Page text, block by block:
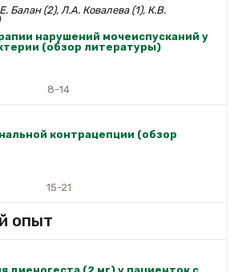
Балан (2), Л.А. Ковалева (1), К.В.
нарушений мочеиспусканий у
(обзор литературы)
8-14
контрацепции (обзор
15-21
опыт